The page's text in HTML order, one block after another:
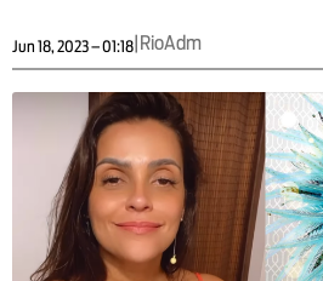
Jun 18, 2023 – 01:18 RioAdm